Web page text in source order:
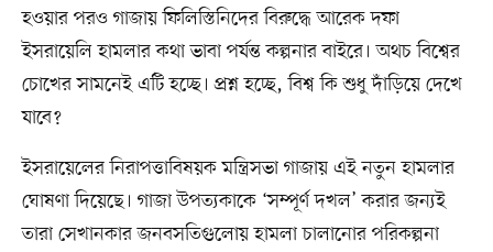
হওয়ার পরও গাজায় ফিলিস্তিনিদের বিরুদ্ধে আরেক দফা
ইসরায়েলি হামলার কথা ভাবা পর্যন্ত কল্পনার বাইরে। অথচ বিশ্বের
চোখের সামনেই এটি হচ্ছে। প্রশ্ন হচ্ছে, বিশ্ব কি শুধু দাঁড়িয়ে দেখে
যাবে?
ইসরায়েলের নিরাপত্তাবিষয়ক মন্ত্রিসভা গাজায় এই নতুন হামলার
ঘোষণা দিয়েছে। গাজা উপত্যকাকে ‘সম্পূর্ণ দখল’ করার জন্যই
তারা সেখানকার জনবসতিগুলোয় হামলা চালানোর পরিকল্পনা